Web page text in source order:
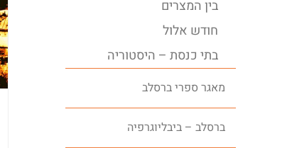
בין המצרים
חודש אלול
בתי כנסת – היסטוריה
מאגר ספרי ברסלב
ברסלב – ביבליוגרפיה